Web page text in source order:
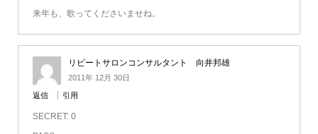
来年も、歌ってくださいませね。
リピートサロンコンサルタント 向井邦雄
2011年 12月 30日
返信 引用
SECRET: 0